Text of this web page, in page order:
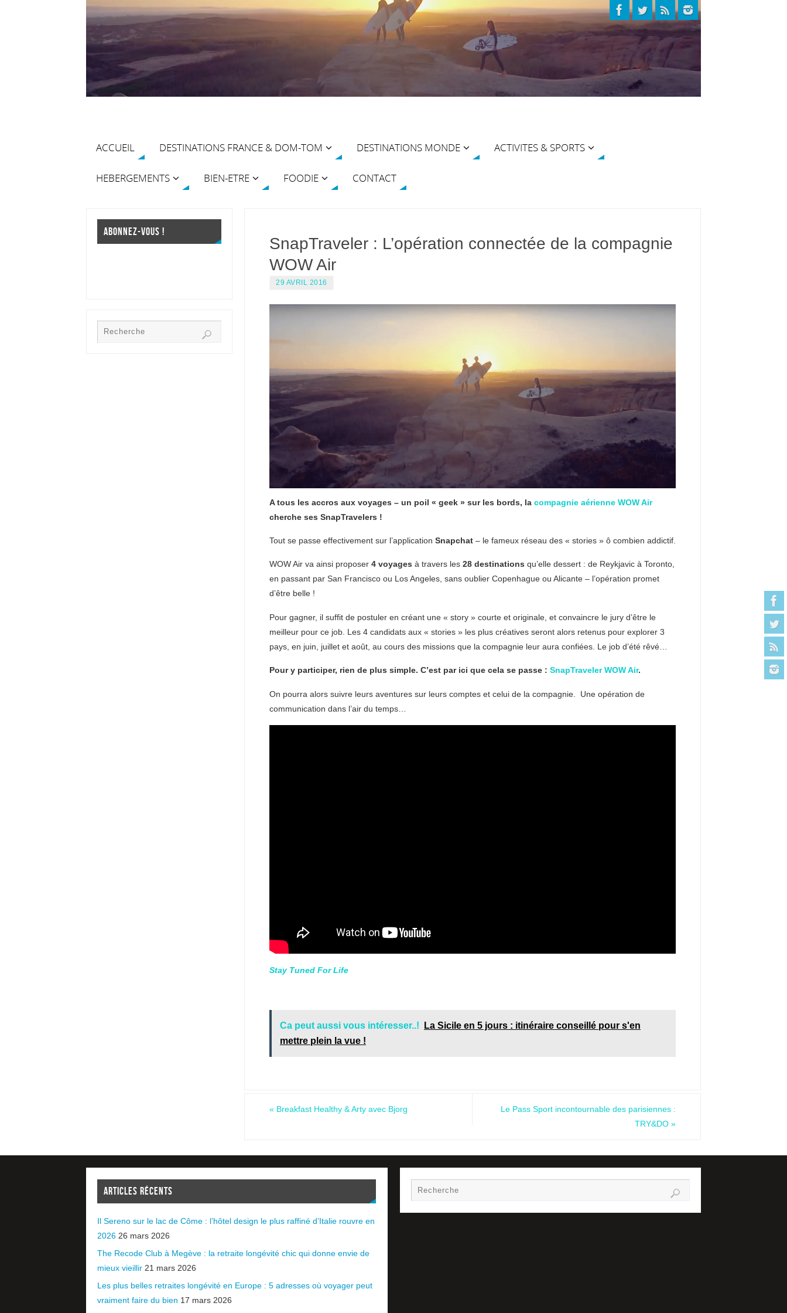
ACCUEIL DESTINATIONS FRANCE & DOM-TOM DESTINATIONS MONDE ACTIVITES & SPORTS
HEBERGEMENTS BIEN-ETRE FOODIE CONTACT
SnapTraveler : L’opération connectée de la compagnie
WOW Air
29 AVRIL 2016
A tous les accros aux voyages – un poil « geek » sur les bords, la compagnie aérienne WOW Air
cherche ses SnapTravelers !
Tout se passe effectivement sur l’application Snapchat – le fameux réseau des « stories » ô combien addictif.
WOW Air va ainsi proposer 4 voyages à travers les 28 destinations qu’elle dessert : de Reykjavic à Toronto,
en passant par San Francisco ou Los Angeles, sans oublier Copenhague ou Alicante – l’opération promet
d’être belle !
Pour gagner, il suffit de postuler en créant une « story » courte et originale, et convaincre le jury d’être le
meilleur pour ce job. Les 4 candidats aux « stories » les plus créatives seront alors retenus pour explorer 3
pays, en juin, juillet et août, au cours des missions que la compagnie leur aura confiées. Le job d’été rêvé…
Pour y participer, rien de plus simple. C’est par ici que cela se passe : SnapTraveler WOW Air.
On pourra alors suivre leurs aventures sur leurs comptes et celui de la compagnie. Une opération de
communication dans l’air du temps…
Stay Tuned For Life
Ca peut aussi vous intéresser..!
La Sicile en 5 jours : itinéraire conseillé pour s'en
mettre plein la vue !
« Breakfast Healthy & Arty avec Bjorg
Le Pass Sport incontournable des parisiennes :
TRY&DO »
ABONNEZ-VOUS !
ARTICLES RÉCENTS
Il Sereno sur le lac de Côme : l’hôtel design le plus raffiné d’Italie rouvre en
2026 26 mars 2026
The Recode Club à Megève : la retraite longévité chic qui donne envie de
mieux vieillir 21 mars 2026
Les plus belles retraites longévité en Europe : 5 adresses où voyager peut
vraiment faire du bien 17 mars 2026